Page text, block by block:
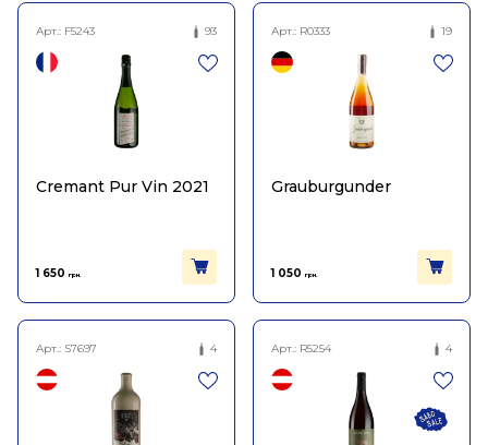
Арт.: F5243 93
Cremant Pur Vin 2021
1 650 грн.
Арт.: R0333 19
Grauburgunder
1 050 грн.
Арт.: S7697 4 Арт.: R5254 4